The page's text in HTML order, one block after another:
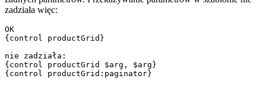
zadziała więc:
OK
{control productGrid}
nie zadziała:
{control productGrid $arg, $arg}